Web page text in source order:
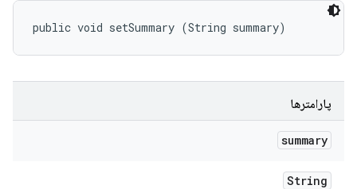
public void setSummary (String summary)
پارامترها
summary
String